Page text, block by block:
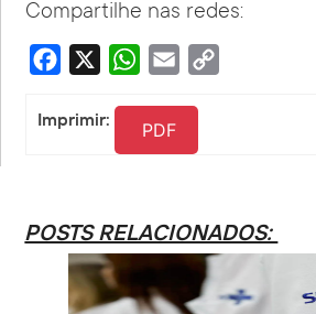
Compartilhe nas redes:
Facebook WhatsApp
Email
Imprimir: PDF
POSTS RELACIONADOS: